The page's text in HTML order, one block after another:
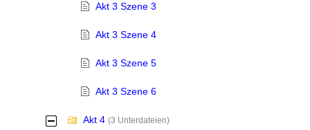
Akt 3 Szene 3
Akt 3 Szene 4
Akt 3 Szene 5
Akt 3 Szene 6
- Akt 4 (3 Unterdateien)